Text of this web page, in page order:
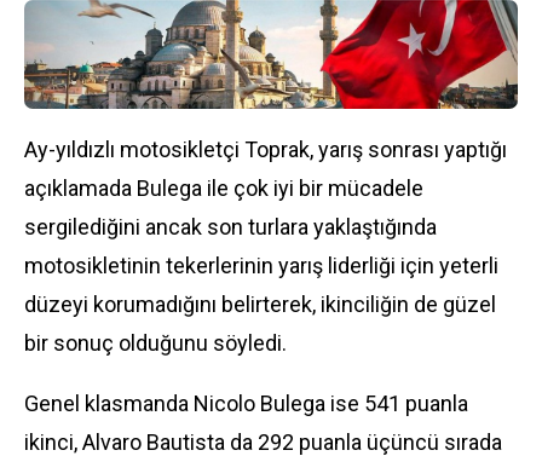
Ay-yıldızlı motosikletçi Toprak, yarış sonrası yaptığı
açıklamada Bulega ile çok iyi bir mücadele
sergilediğini ancak son turlara yaklaştığında
motosikletinin tekerlerinin yarış liderliği için yeterli
düzeyi korumadığını belirterek, ikinciliğin de güzel
bir sonuç olduğunu söyledi.
Genel klasmanda Nicolo Bulega ise 541 puanla
ikinci, Alvaro Bautista da 292 puanla üçüncü sırada